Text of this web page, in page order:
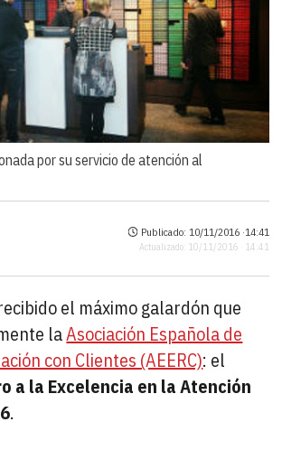
por su servicio de atención al
Publicado: 10/11/2016 ·14:41
Actualizado: 10/11/2016 · 14:41
el máximo galardón que
laAsociación Española de
con Clientes (AEERC): el
a la Excelencia en la Atención
.